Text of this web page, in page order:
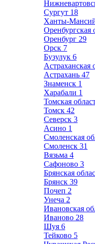
Сургут 18
Ханты-
Оренбургская
Оренбург 29
Орск 7
Бузулук 6
Астраханская
Астрахань 47
Знаменск 1
Харабали 1
Томская
Томск 42
Северск 3
Асино 1
Смоленская
Смоленск 31
Вязьма 4
Сафоново 3
Брянская
Брянск 39
Почеп 2
Унеча 2
Ивановская
Иваново 28
Шуя 6
Тейково 5